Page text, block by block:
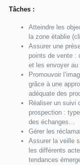
Tâches :
Atteindre les
la zone établie
Assurer une
points de vente :
et les envoyer
Promouvoir
grâce à une
adéquate des
Réaliser un suivi
prospection :
des échanges…
Gérer les
Assurer la veille
les différents
tendances